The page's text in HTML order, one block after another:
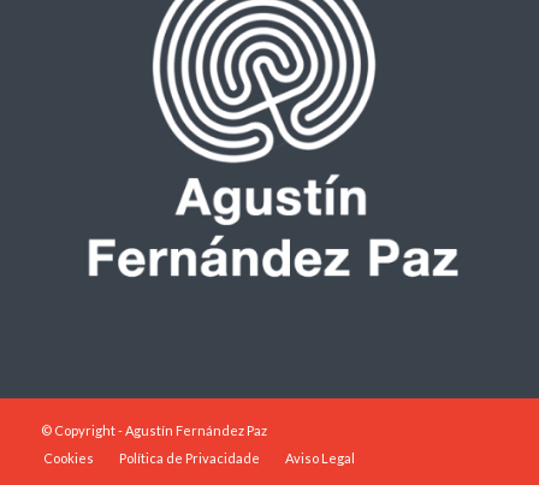
© Copyright - Agustín Fernández Paz
Cookies
Política de Privacidade Aviso Legal